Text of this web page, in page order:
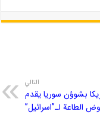
التالي
بشوؤن سوريا يقدم
الطاعة لـ”اسرائيل”